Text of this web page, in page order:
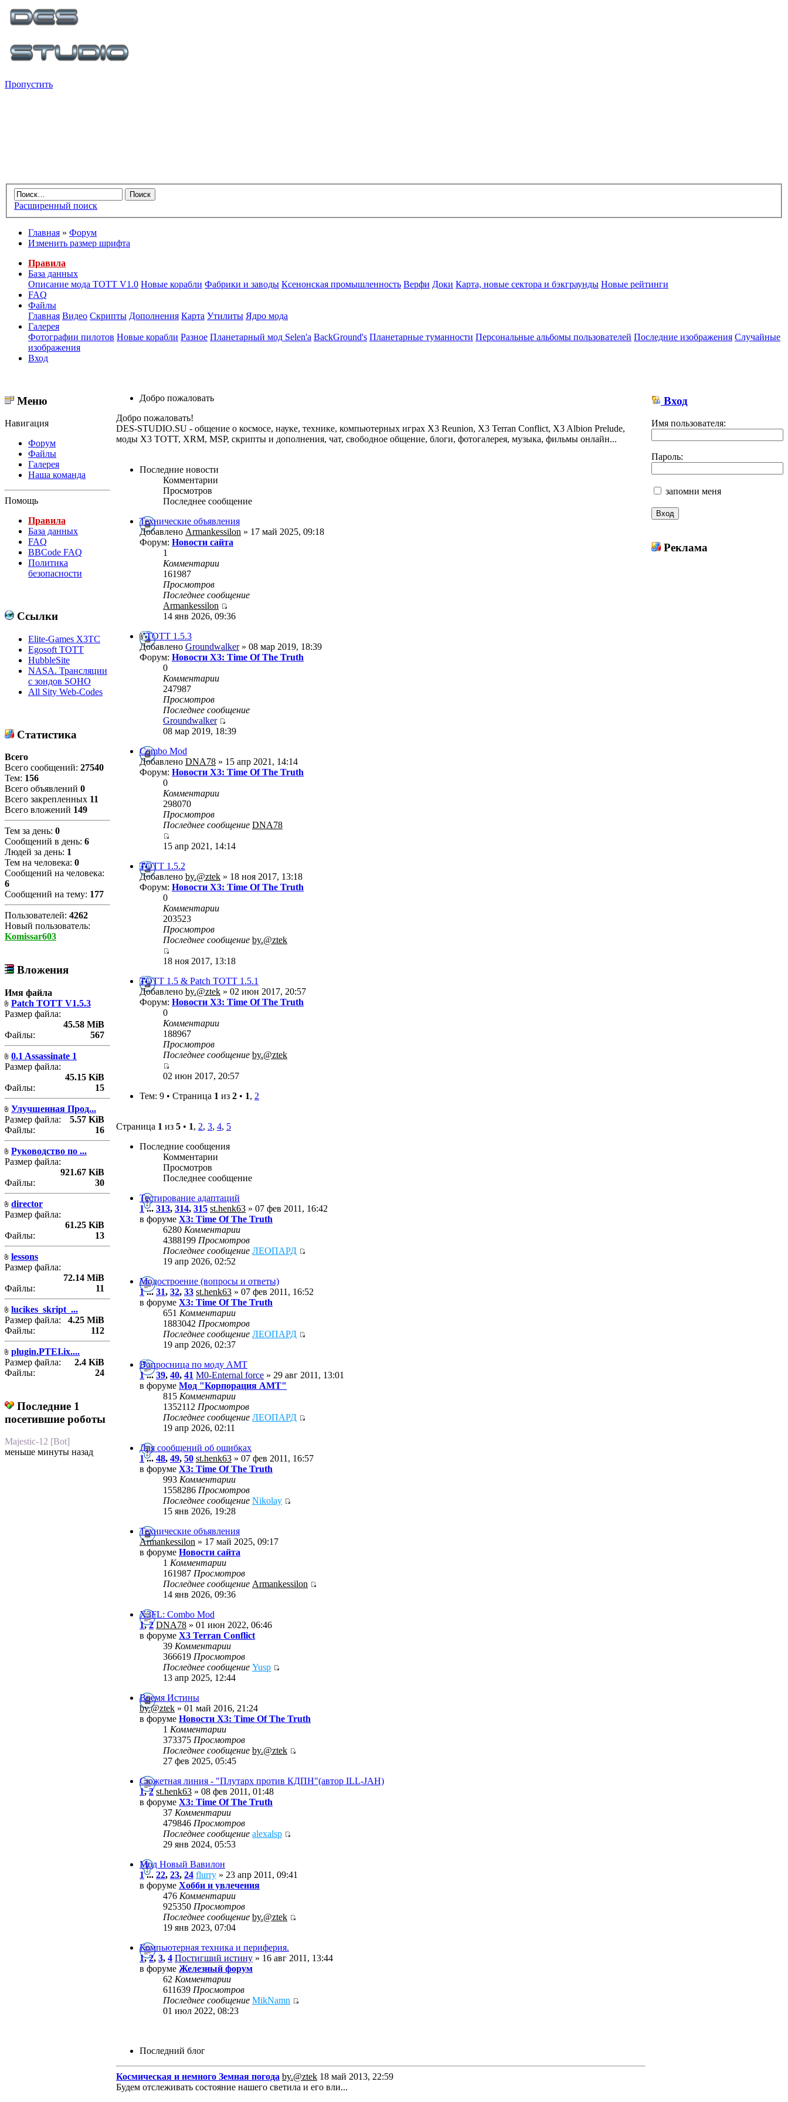
Пропустить
Расширенный поиск
Главная » Форум
Изменить размер шрифта
Правила
База данных
Описание мода ТОТТ V1.0 Новые корабли Фабрики и заводы Ксенонская промышленность Верфи Доки Карта, новые сектора и бэкграунды Новые рейтинги
FAQ
Файлы
Главная Видео Скрипты Дополнения Карта Утилиты Ядро мода
Галерея
Фотографии пилотов Новые корабли Разное Планетарный мод Selen'a BackGround's Планетарные туманности Персональные альбомы пользователей Последние изображения Случайные
изображения
Вход
Меню
Навигация
Форум
Файлы
Галерея
Наша команда
Помощь
Правила
База данных
FAQ
BBCode FAQ
Политика
безопасности
Ссылки
Elite-Games X3TC
Egosoft TOTT
HubbleSite
NASA. Трансляции
с зондов SOHO
All Sity Web-Codes
Статистика
Всего
Всего сообщений: 27540
Тем: 156
Всего объявлений 0
Всего закрепленных 11
Всего вложений 149
Тем за день: 0
Сообщений в день: 6
Людей за день: 1
Тем на человека: 0
Сообщений на человека:
6
Сообщений на тему: 177
Пользователей: 4262
Новый пользователь:
Komissar603
Вложения
Имя файла
Patch TOTT V1.5.3
Размер файла:
45.58 MiB
Файлы:
567
0.1 Assassinate 1
Размер файла:
45.15 KiB
Файлы:
15
Улучшенная Прод...
Размер файла:
5.57 KiB
Файлы:
16
Руководство по ...
Размер файла:
921.67 KiB
Файлы:
30
director
Размер файла:
61.25 KiB
Файлы:
13
lessons
Размер файла:
72.14 MiB
Файлы:
11
lucikes_skript_...
Размер файла:
4.25 MiB
Файлы:
112
plugin.PTEI.ix....
Размер файла:
2.4 KiB
Файлы:
24
Последние 1
посетившие роботы
Majestic-12 [Bot]
меньше минуты назад
Добро пожаловать
Добро пожаловать!
DES-STUDIO.SU - общение о космосе, науке, технике, компьютерных играх X3 Reunion, X3 Terran Conflict, X3 Albion Prelude,
моды X3 TOTT, XRM, MSP, скрипты и дополнения, чат, свободное общение, блоги, фотогалерея, музыка, фильмы онлайн...
Последние новости
Комментарии
Просмотров
Последнее сообщение
Технические объявления
Добавлено Armankessilon » 17 май 2025, 09:18
Форум: Новости сайта
1
Комментарии
161987
Просмотров
Последнее сообщение
Armankessilon
14 янв 2026, 09:36
ТОТТ 1.5.3
Добавлено Groundwalker» 08 мар 2019, 18:39
Форум: Новости X3: Time Of The Truth
0
Комментарии
247987
Просмотров
Последнее сообщение
Groundwalker
08 мар 2019, 18:39
Combo Mod
Добавлено DNA78 » 15 апр 2021, 14:14
Форум: Новости X3: Time Of The Truth
0
Комментарии
298070
Просмотров
Последнее сообщение DNA78
15 апр 2021, 14:14
TOTT 1.5.2
Добавлено by.@ztek » 18 ноя 2017, 13:18
Форум: Новости X3: Time Of The Truth
0
Комментарии
203523
Просмотров
Последнее сообщение by.@ztek
18 ноя 2017, 13:18
TOTT 1.5 & Patch TOTT 1.5.1
Добавлено by.@ztek » 02 июн 2017, 20:57
Форум: Новости X3: Time Of The Truth
0
Комментарии
188967
Просмотров
Последнее сообщение by.@ztek
02 июн 2017, 20:57
Тем: 9 • Страница 1 из 2 • 1, 2
Страница 1 из 5 • 1, 2, 3, 4, 5
Последние сообщения
Комментарии
Просмотров
Последнее сообщение
Тестирование адаптаций
1... 313, 314, 315 st.henk63 » 07 фев 2011, 16:42
в форуме X3: Time Of The Truth
6280 Комментарии
4388199 Просмотров
Последнее сообщение ЛЕОПАРД
19 апр 2026, 02:52
Модостроение (вопросы и ответы)
1...31, 32, 33 st.henk63 » 07 фев 2011, 16:52
в форуме X3: Time Of The Truth
651 Комментарии
1883042 Просмотров
Последнее сообщение ЛЕОПАРД
19 апр 2026, 02:37
Вопросница по моду АМТ
1...39, 40, 41 M0-Enternal force » 29 авг 2011, 13:01
в форуме Мод "Корпорация АМТ"
815 Комментарии
1352112 Просмотров
Последнее сообщение ЛЕОПАРД
19 апр 2026, 02:11
Для сообщений об ошибках
1... 48, 49, 50 st.henk63 » 07 фев 2011, 16:57
в форуме X3: Time Of The Truth
993 Комментарии
1558286 Просмотров
Последнее сообщение Nikolay
15 янв 2026, 19:28
Технические объявления
Armankessilon » 17 май 2025, 09:17
в форуме Новости сайта
1 Комментарии
161987 Просмотров
Последнее сообщение Armankessilon
14 янв 2026, 09:36
X3FL: Combo Mod
1,2 DNA78 » 01 июн 2022, 06:46
в форуме X3 Terran Conflict
39 Комментарии
366619 Просмотров
Последнее сообщение Yusp
13 апр 2025, 12:44
Время Истины
by.@ztek » 01 май 2016, 21:24
в форуме Новости X3: Time Of The Truth
1 Комментарии
373375 Просмотров
Последнее сообщение by.@ztek
27 фев 2025, 05:45
Сюжетная линия - "Плутарх против КДПН"(автор ILL-JAH)
1,2 st.henk63 » 08 фев 2011, 01:48
в форуме X3: Time Of The Truth
37 Комментарии
479846 Просмотров
Последнее сообщение alexalsp
29 янв 2024, 05:53
Мод Новый Вавилон
1... 22, 23, 24 flurry » 23 апр 2011, 09:41
в форуме Хобби и увлечения
476 Комментарии
925350 Просмотров
Последнее сообщение by.@ztek
19 янв 2023, 07:04
Компьютерная техника и периферия.
1,2, 3, 4 Постигший истину » 16 авг 2011, 13:44
в форуме Железный форум
62 Комментарии
611639 Просмотров
Последнее сообщение MikNamn
01 июл 2022, 08:23
Последний блог
Космическая и немного Земная погода by.@ztek 18 май 2013, 22:59
Будем отслеживать состояние нашего светила и его вли...
Вход
Имя пользователя:
Пароль:
запомни меня
Реклама